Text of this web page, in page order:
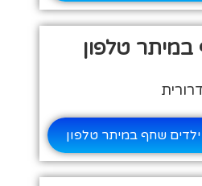
טלפון
שחף במיתר טלפון